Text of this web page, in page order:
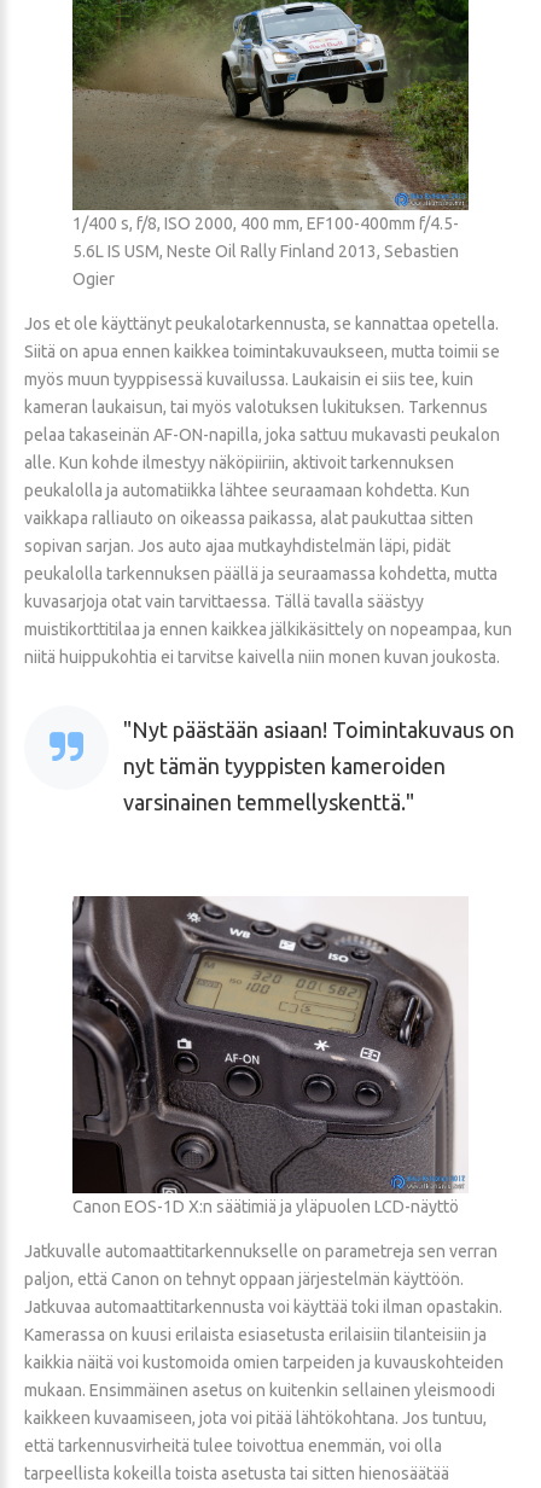
1/400 s, f/8, ISO 2000, 400 mm, EF100-400mm f/4.5-
5.6L IS USM, Neste Oil Rally Finland 2013, Sebastien
Ogier
Jos et ole käyttänyt peukalotarkennusta, se kannattaa opetella.
Siitä on apua ennen kaikkea toimintakuvaukseen, mutta toimii se
myös muun tyyppisessä kuvailussa. Laukaisin ei siis tee, kuin
kameran laukaisun, tai myös valotuksen lukituksen. Tarkennus
pelaa takaseinän AF-ON-napilla, joka sattuu mukavasti peukalon
alle. Kun kohde ilmestyy näköpiiriin, aktivoit tarkennuksen
peukalolla ja automatiikka lähtee seuraamaan kohdetta. Kun
vaikkapa ralliauto on oikeassa paikassa, alat paukuttaa sitten
sopivan sarjan. Jos auto ajaa mutkayhdistelmän läpi, pidät
peukalolla tarkennuksen päällä ja seuraamassa kohdetta, mutta
kuvasarjoja otat vain tarvittaessa. Tällä tavalla säästyy
muistikorttitilaa ja ennen kaikkea jälkikäsittely on nopeampaa, kun
niitä huippukohtia ei tarvitse kaivella niin monen kuvan joukosta.
Nyt päästään asiaan! Toimintakuvaus on
nyt tämän tyyppisten kameroiden
varsinainen temmellyskenttä.
Canon EOS-1D X:n säätimiä ja yläpuolen LCD-näyttö
Jatkuvalle automaattitarkennukselle on parametreja sen verran
paljon, että Canon on tehnyt oppaan järjestelmän käyttöön.
Jatkuvaa automaattitarkennusta voi käyttää toki ilman opastakin.
Kamerassa on kuusi erilaista esiasetusta erilaisiin tilanteisiin ja
kaikkia näitä voi kustomoida omien tarpeiden ja kuvauskohteiden
mukaan. Ensimmäinen asetus on kuitenkin sellainen yleismoodi
kaikkeen kuvaamiseen, jota voi pitää lähtökohtana. Jos tuntuu,
että tarkennusvirheitä tulee toivottua enemmän, voi olla
tarpeellista kokeilla toista asetusta tai sitten hienosäätää